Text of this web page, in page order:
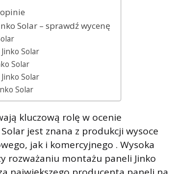
Solar – sprawdź wycenę
Solar
Solar
Solar
Solar
kluczową rolę w ocenie
jest znana z produkcji wysoce
jak i komercyjnego . Wysoka
rozważaniu montażu paneli Jinko